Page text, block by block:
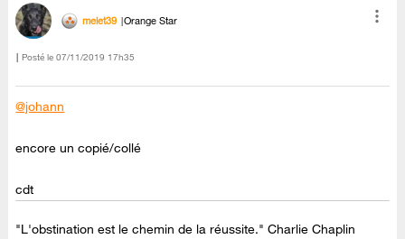
melet39 Orange Star
Posté le ‎07/11/2019 17h35
@johann
encore un copié/collé
cdt
"L'obstination est le chemin de la réussite." Charlie Chaplin